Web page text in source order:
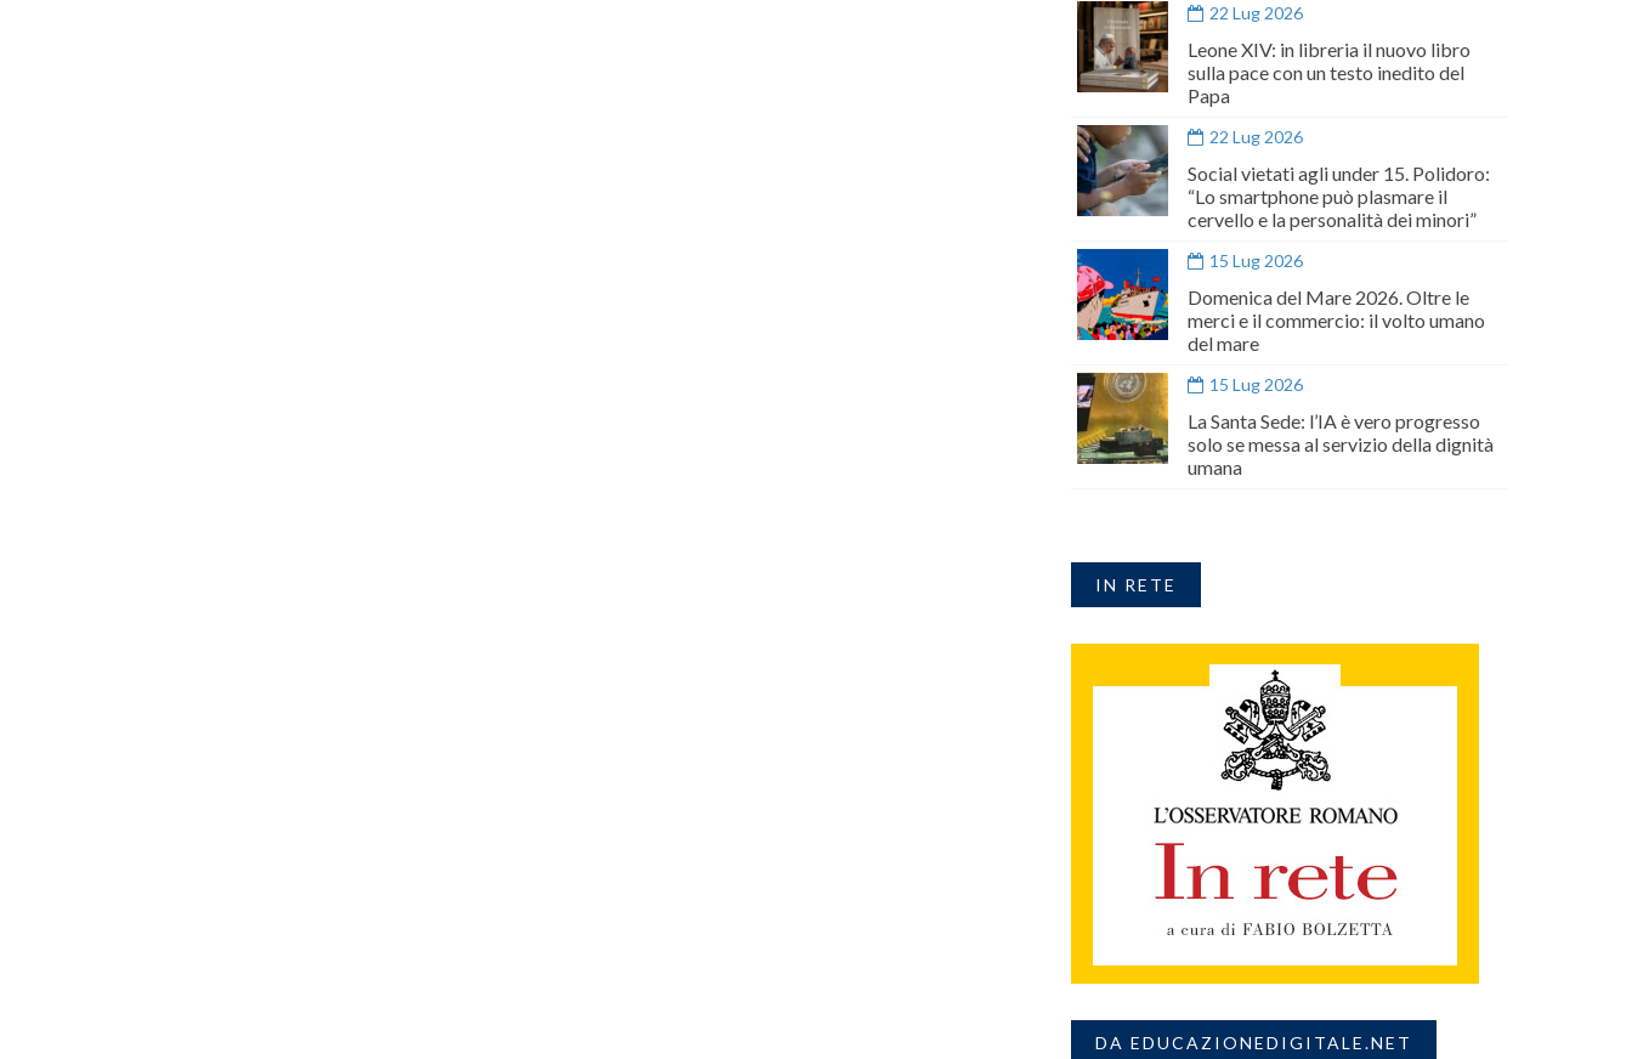
22 Lug 2026
Leone XIV: in libreria il nuovo libro
sulla pace con un testo inedito del
Papa
22 Lug 2026
Social vietati agli under 15. Polidoro:
“Lo smartphone può plasmare il
cervello e la personalità dei minori”
15 Lug 2026
Domenica del Mare 2026. Oltre le
merci e il commercio: il volto umano
del mare
15 Lug 2026
La Santa Sede: l’IA è vero progresso
solo se messa al servizio della dignità
umana
IN RETE
DA EDUCAZIONEDIGITALE.NET